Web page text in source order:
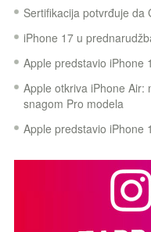
Sertifikacija potvrđuje da
iPhone 17 u
Apple predstavio iPhone
Apple otkriva iPhone Air:
snagom Pro modela
Apple predstavio iPhone